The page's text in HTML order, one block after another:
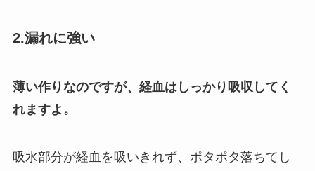
2.漏れに強い
薄い作りなのですが、経血はしっかり吸収してく
れますよ。
吸水部分が経血を吸いきれず、ポタポタ落ちてし